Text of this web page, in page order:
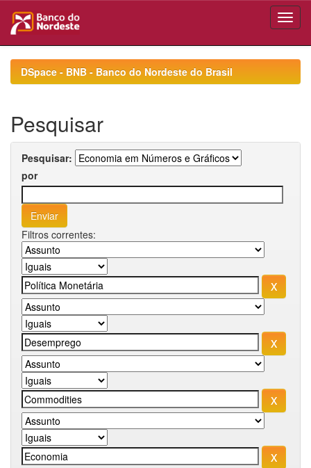
navigationDSpace - BNB - Banco do Nordeste do Brasil
Pesquisar
Pesquisar:
por
Filtros correntes: